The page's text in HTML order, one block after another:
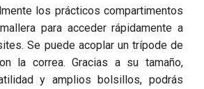
los prácticos compartimentos
para acceder rápidamente a
Se puede acoplar un trípode de
la correa. Gracias a su tamaño,
y amplios bolsillos, podrás